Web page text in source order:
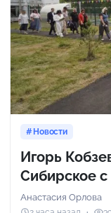
Новости
Игорь
Сибирское
Анастасия Орлова